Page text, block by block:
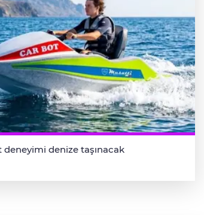
denize taşınacak